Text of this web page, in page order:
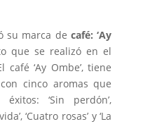
su marca de café: ‘Ay
que se realizó en el
‘Ay Ombe’, tiene
cinco aromas que
‘Sin perdón’,
‘Cuatro rosas’ y ‘La